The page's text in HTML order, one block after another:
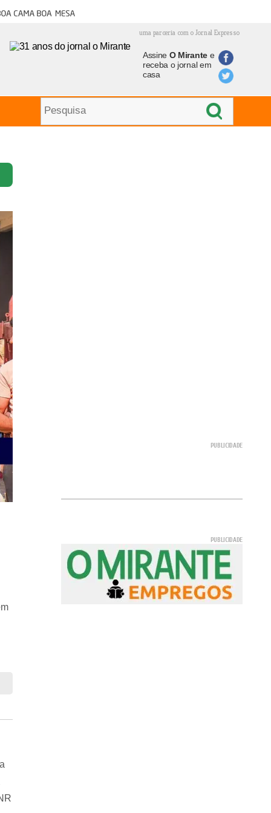
cama boa mesa
uma parceria com o Jornal Expresso
Assine O Mirantee
receba o jornal em
casa